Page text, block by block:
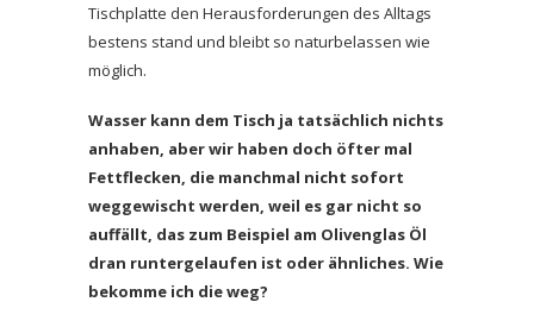
Tischplatte den Herausforderungen des Alltags
bestens stand und bleibt so naturbelassen wie
möglich.
Wasser kann dem Tisch ja tatsächlich nichts
anhaben, aber wir haben doch öfter mal
Fettflecken, die manchmal nicht sofort
weggewischt werden, weil es gar nicht so
auffällt, das zum Beispiel am Olivenglas Öl
dran runtergelaufen ist oder ähnliches. Wie
bekomme ich die weg?